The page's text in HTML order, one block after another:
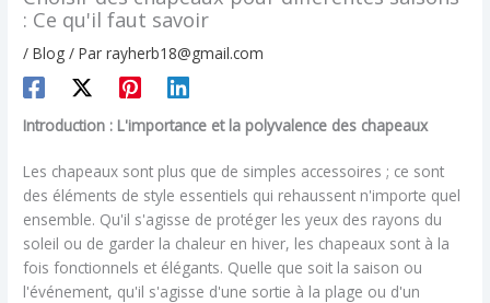
: Ce qu'il faut savoir
/Blog / Parrayherb18@gmail.com
Introduction : L'importance et la polyvalence des chapeaux
Les chapeaux sont plus que de simples accessoires ; ce sont
des éléments de style essentiels qui rehaussent n'importe quel
ensemble. Qu'il s'agisse de protéger les yeux des rayons du
soleil ou de garder la chaleur en hiver, les chapeaux sont à la
fois fonctionnels et élégants. Quelle que soit la saison ou
l'événement, qu'il s'agisse d'une sortie à la plage ou d'un